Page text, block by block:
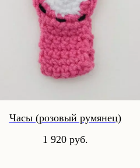
Часы (розовый румянец)
1 920 руб.